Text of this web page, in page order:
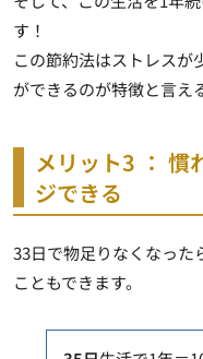
す！
この節約法はストレスが
ができるのが特徴と言え
メリット3 ： 慣
ジできる
33日で物足りなくなった
こともできます。